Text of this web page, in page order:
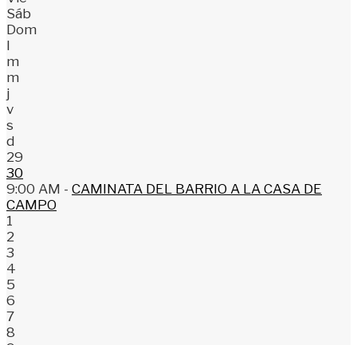
Sáb
Dom
l
m
m
j
v
s
d
29
30
9:00 AM - CAMINATA DEL BARRIO A LA CASA DE
CAMPO
1
2
3
4
5
6
7
8